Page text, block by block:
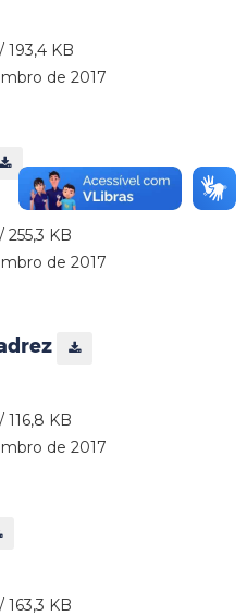
193,4 KB
de 2017
255,3 KB
de 2017
116,8 KB
de 2017
163,3 KB